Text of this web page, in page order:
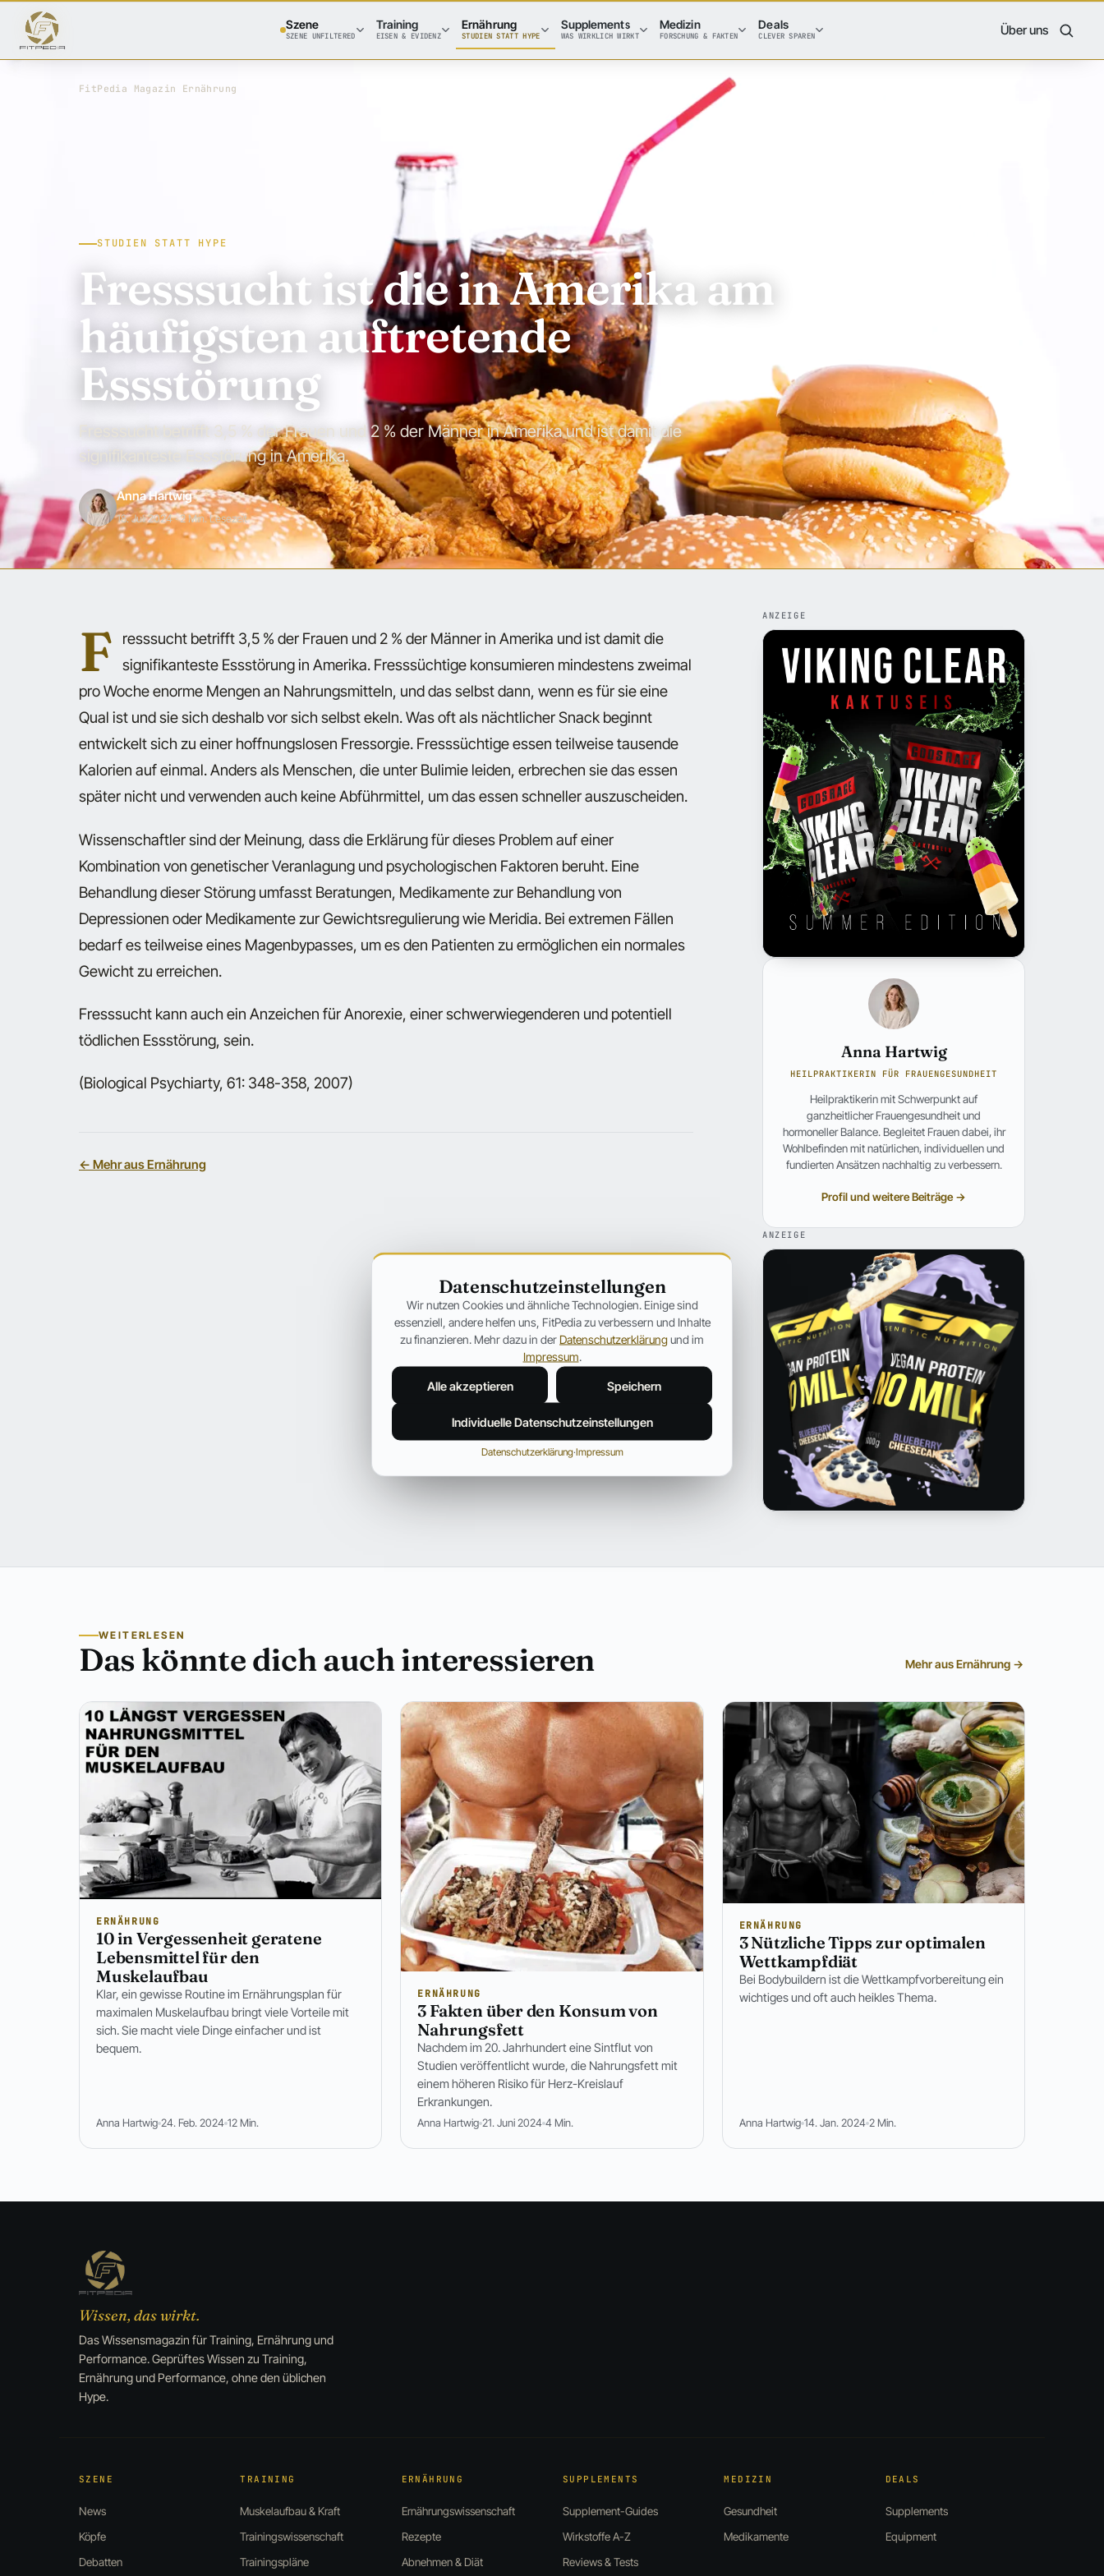
Szene
SZENE UNFILTERED
Training
EISEN & EVIDENZ
Ernährung
STUDIEN STATT HYPE
Supplements
WAS WIRKLICH WIRKT
Medizin
FORSCHUNG & FAKTEN
Deals
CLEVER SPAREN Über uns
FitPedia Magazin Ernährung
STUDIEN STATT HYPE
Fresssucht ist die in Amerika am
häufigsten auftretende
Essstörung
Fresssucht betrifft 3,5 % der Frauen und 2 % der Männer in Amerika und ist damit die
signifikanteste Essstörung in Amerika.
Anna Hartwig
18. Juli 2024· 2 Min. Lesezeit
F
resssucht betrifft 3,5 % der Frauen und 2 % der Männer in Amerika und ist damit die
signifikanteste Essstörung in Amerika. Fresssüchtige konsumieren mindestens zweimal
pro Woche enorme Mengen an Nahrungsmitteln, und das selbst dann, wenn es für sie eine
Qual ist und sie sich deshalb vor sich selbst ekeln. Was oft als nächtlicher Snack beginnt
entwickelt sich zu einer hoffnungslosen Fressorgie. Fresssüchtige essen teilweise tausende
Kalorien auf einmal. Anders als Menschen, die unter Bulimie leiden, erbrechen sie das essen
später nicht und verwenden auch keine Abführmittel, um das essen schneller auszuscheiden.
Wissenschaftler sind der Meinung, dass die Erklärung für dieses Problem auf einer
Kombination von genetischer Veranlagung und psychologischen Faktoren beruht. Eine
Behandlung dieser Störung umfasst Beratungen, Medikamente zur Behandlung von
Depressionen oder Medikamente zur Gewichtsregulierung wie Meridia. Bei extremen Fällen
bedarf es teilweise eines Magenbypasses, um es den Patienten zu ermöglichen ein normales
Gewicht zu erreichen.
Fresssucht kann auch ein Anzeichen für Anorexie, einer schwerwiegenderen und potentiell
tödlichen Essstörung, sein.
(Biological Psychiarty, 61: 348-358, 2007)
← Mehr aus Ernährung
ANZEIGE
Anna Hartwig
HEILPRAKTIKERIN FÜR FRAUENGESUNDHEIT
Heilpraktikerin mit Schwerpunkt auf
ganzheitlicher Frauengesundheit und
hormoneller Balance. Begleitet Frauen dabei, ihr
Wohlbefinden mit natürlichen, individuellen und
fundierten Ansätzen nachhaltig zu verbessern.
Profil und weitere Beiträge →
ANZEIGE
WEITERLESEN
Das könnte dich auch interessieren Mehr aus Ernährung →
ERNÄHRUNG
10 in Vergessenheit geratene
Lebensmittel für den
Muskelaufbau
Klar, ein gewisse Routine im Ernährungsplan für
maximalen Muskelaufbau bringt viele Vorteile mit
sich. Sie macht viele Dinge einfacher und ist
bequem.
Anna Hartwig 24. Feb. 2024 12 Min.
ERNÄHRUNG
3 Fakten über den Konsum von
Nahrungsfett
Nachdem im 20. Jahrhundert eine Sintflut von
Studien veröffentlicht wurde, die Nahrungsfett mit
einem höheren Risiko für Herz-Kreislauf
Erkrankungen.
Anna Hartwig 21. Juni 2024 4 Min.
ERNÄHRUNG
3 Nützliche Tipps zur optimalen
Wettkampfdiät
Bei Bodybuildern ist die Wettkampfvorbereitung ein
wichtiges und oft auch heikles Thema.
Anna Hartwig 14. Jan. 2024 2 Min.
Wissen, das wirkt.
Das Wissensmagazin für Training, Ernährung und
Performance. Geprüftes Wissen zu Training,
Ernährung und Performance, ohne den üblichen
Hype.
SZENE
News
Köpfe
Debatten
TRAINING
Muskelaufbau & Kraft
Trainingswissenschaft
Trainingspläne
ERNÄHRUNG
Ernährungswissenschaft
Rezepte
Abnehmen & Diät
SUPPLEMENTS
Supplement-Guides
Wirkstoffe A-Z
Reviews & Tests
MEDIZIN
Gesundheit
Medikamente
DEALS
Supplements
Equipment
Datenschutzeinstellungen
Wir nutzen Cookies und ähnliche Technologien. Einige sind
essenziell, andere helfen uns, FitPedia zu verbessern und Inhalte
zu finanzieren. Mehr dazu in der Datenschutzerklärungund im
Impressum.
Alle akzeptieren Speichern
Individuelle Datenschutzeinstellungen
Datenschutzerklärung·Impressum